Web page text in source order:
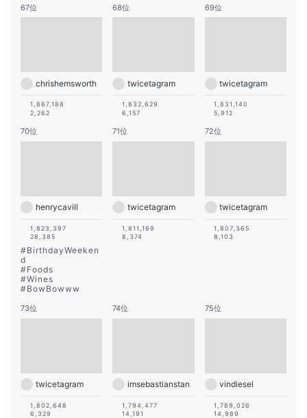
67位
chrishemsworth
1,867,188
2,262
68位
twicetagram
1,832,629
6,157
69位
twicetagram
1,831,140
5,912
70位
henrycavill
1,823,397
28,385
#BirthdayWeeken
d
#Foods
#Wines
#BowBowww
71位
twicetagram
1,811,169
8,374
72位
twicetagram
1,807,365
8,103
73位
twicetagram
1,802,648
6,329
74位
imsebastianstan
1,794,477
14,191
75位
vindiesel
1,789,026
14,989